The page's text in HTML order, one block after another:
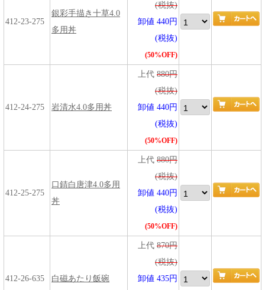
412-23-275
銀彩手描き十草4.0
多用丼
(税抜)
卸値 440円
(税抜)
(50%OFF)
412-24-275 岩清水4.0多用丼
上代 880円
(税抜)
卸値 440円
(税抜)
(50%OFF)
412-25-275
口錆白唐津4.0多用
丼
上代 880円
(税抜)
卸値 440円
(税抜)
(50%OFF)
412-26-635 白磁あたり飯碗
上代 870円
(税抜)
卸値 435円